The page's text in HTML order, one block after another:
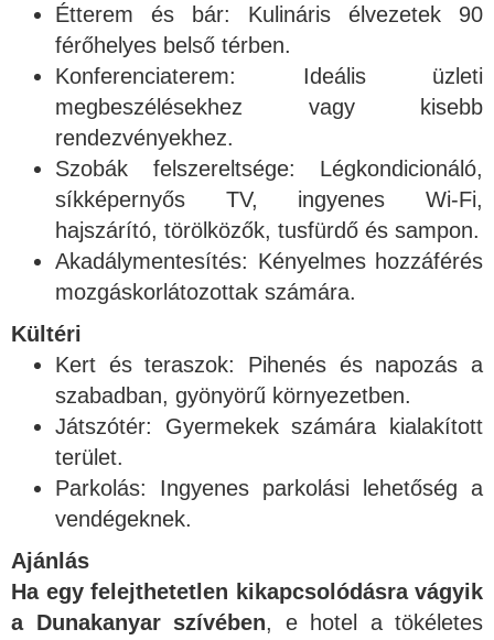
Étterem és bár: Kulináris élvezetek 90
férőhelyes belső térben.
Konferenciaterem: Ideális üzleti
megbeszélésekhez vagy kisebb
rendezvényekhez.
Szobák felszereltsége: Légkondicionáló,
síkképernyős TV, ingyenes Wi-Fi,
hajszárító, törölközők, tusfürdő és sampon.
Akadálymentesítés: Kényelmes hozzáférés
mozgáskorlátozottak számára.
Kültéri
Kert és teraszok: Pihenés és napozás a
szabadban, gyönyörű környezetben.
Játszótér: Gyermekek számára kialakított
terület.
Parkolás: Ingyenes parkolási lehetőség a
vendégeknek.
Ajánlás
Ha egy felejthetetlen kikapcsolódásra vágyik
a Dunakanyar szívében, e hotel a tökéletes